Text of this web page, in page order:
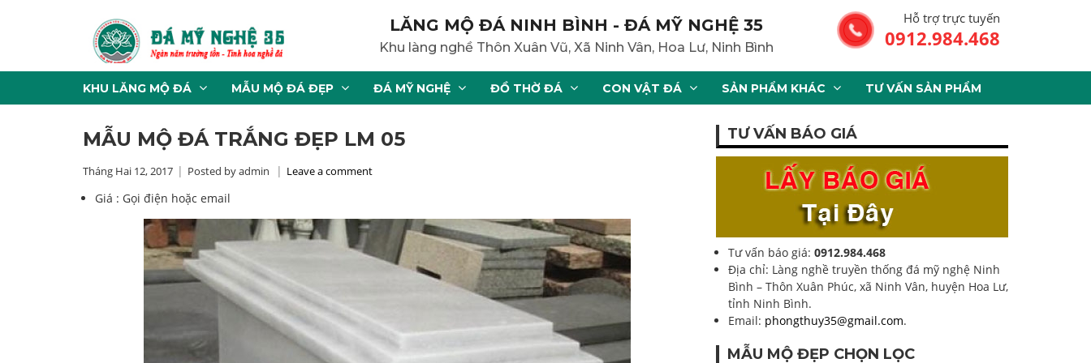
LĂNG MỘ ĐÁ NINH BÌNH - ĐÁ MỸ NGHỆ 35
Khu làng nghề Thôn Xuân Vũ, Xã Ninh Vân, Hoa Lư, Ninh Bình
Hỗ trợ trực tuyến
0912.984.468
KHU LĂNG MỘ ĐÁ MẪU MỘ ĐÁ ĐẸP ĐÁ MỸ NGHỆ ĐỒ THỜ ĐÁ CON VẬT ĐÁ SẢN PHẨM KHÁC TƯ VẤN SẢN PHẨM
MẪU MỘ ĐÁ TRẮNG ĐẸP LM 05
Tháng Hai 12, 2017 Posted by admin Leave a comment
Giá : Gọi điện hoặc email
TƯ VẤN BÁO GIÁ
Tư vấn báo giá: 0912.984.468
Địa chỉ: Làng nghề truyền thống đá mỹ nghệ Ninh
Bình – Thôn Xuân Phúc, xã Ninh Vân, huyện Hoa Lư,
tỉnh Ninh Bình.
Email: phongthuy35@gmail.com.
MẪU MỘ ĐẸP CHỌN LỌC